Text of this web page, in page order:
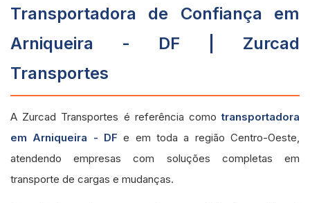
Transportadora de Confiança em
Arniqueira - DF | Zurcad
Transportes
A Zurcad Transportes é referência comotransportadora
em Arniqueira - DF e em toda a região Centro-Oeste,
atendendo empresas com soluções completas em
transporte de cargas e mudanças.